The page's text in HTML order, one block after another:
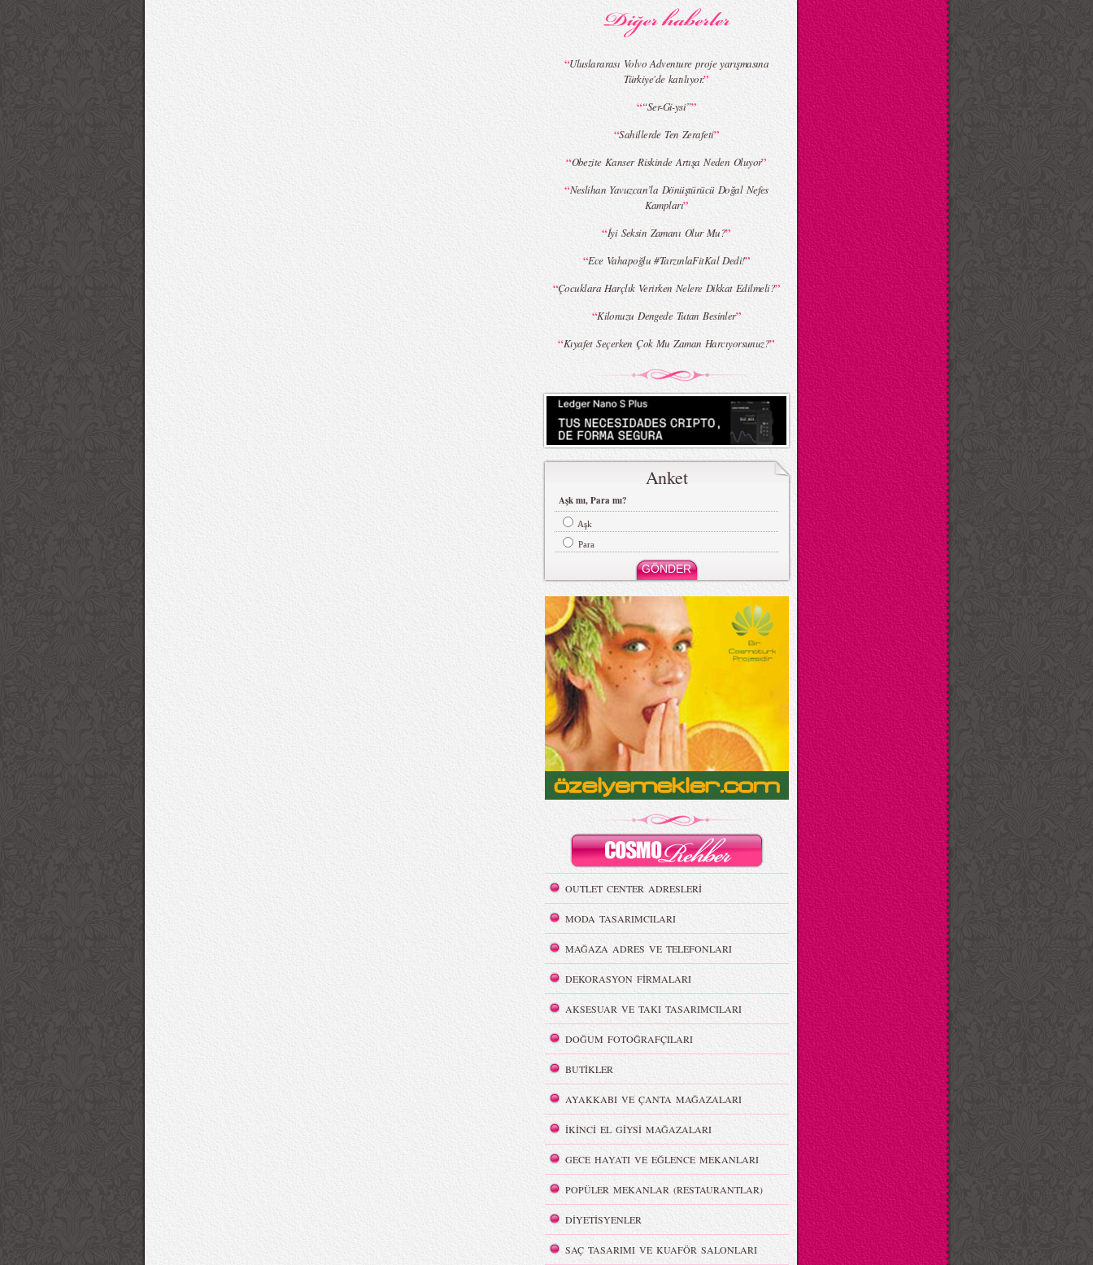
“Uluslararası Volvo Adventure proje yarışmasına
Türkiye'de katılıyor.”
““Ser-Gi-ysi””
“Sahillerde Ten Zerafeti”
“Obezite Kanser Riskinde Artışa Neden Oluyor”
“Neslihan Yavuzcan’la Dönüştürücü Doğal Nefes
Kampları”
“İyi Seksin Zamanı Olur Mu?”
“Ece Vahapoğlu #TarzınlaFitKal Dedi!”
“Çocuklara Harçlık Verirken Nelere Dikkat Edilmeli?”
“Kilonuzu Dengede Tutan Besinler”
“Kıyafet Seçerken Çok Mu Zaman Harcıyorsunuz?”
Anket
Aşk mı, Para mı?
Aşk
Para
OUTLET CENTER ADRESLERİ
MODA TASARIMCILARI
MAĞAZA ADRES VE TELEFONLARI
DEKORASYON FİRMALARI
AKSESUAR VE TAKI TASARIMCILARI
DOĞUM FOTOĞRAFÇILARI
BUTİKLER
AYAKKABI VE ÇANTA MAĞAZALARI
İKİNCİ EL GİYSİ MAĞAZALARI
GECE HAYATI VE EĞLENCE MEKANLARI
POPÜLER MEKANLAR (RESTAURANTLAR)
DİYETİSYENLER
SAÇ TASARIMI VE KUAFÖR SALONLARI